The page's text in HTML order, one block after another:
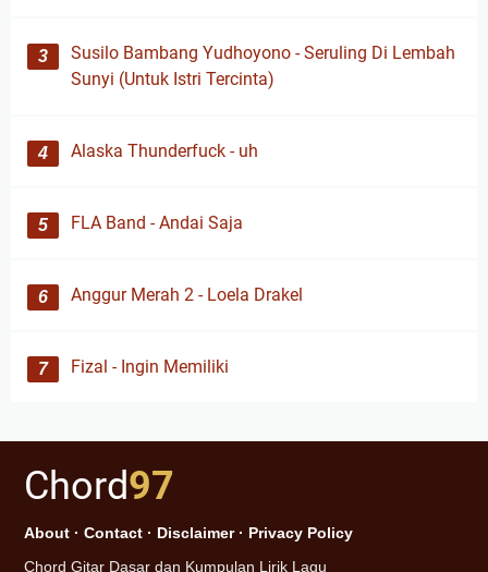
Susilo Bambang Yudhoyono - Seruling Di Lembah
Sunyi (Untuk Istri Tercinta)
Alaska Thunderfuck - uh
FLA Band - Andai Saja
Anggur Merah 2 - Loela Drakel
Fizal - Ingin Memiliki
Chord97
About · Contact · Disclaimer· Privacy Policy
Chord Gitar Dasar dan Kumpulan Lirik Lagu